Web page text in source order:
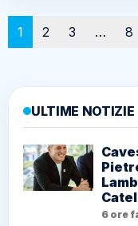
Paginazione
1 2 3 … 8
ULTIME NOTIZIE
6 ore